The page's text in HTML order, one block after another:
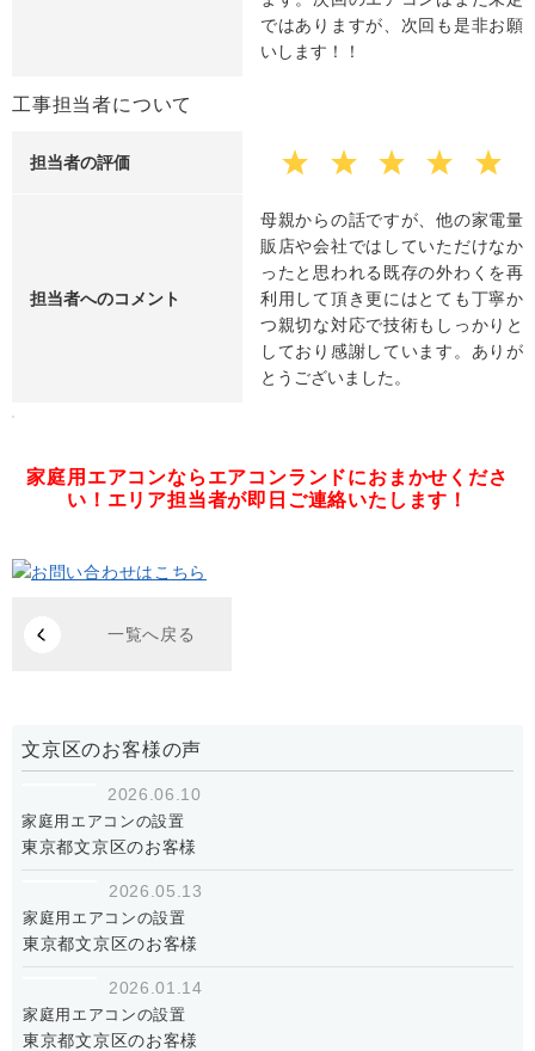
ではありますが、次回も是非お願
いします！！
工事担当者について
担当者の評価
担当者へのコメント
母親からの話ですが、他の家電量
販店や会社ではしていただけなか
ったと思われる既存の外わくを再
利用して頂き更にはとても丁寧か
つ親切な対応で技術もしっかりと
しており感謝しています。ありが
とうございました。
家庭用エアコンならエアコンランドにおまかせくださ
い！ エリア担当者が即日ご連絡いたします！
一覧へ戻る
文京区のお客様の声
2026.06.10
家庭用エアコンの設置
東京都文京区のお客様
2026.05.13
家庭用エアコンの設置
東京都文京区のお客様
2026.01.14
家庭用エアコンの設置
東京都文京区のお客様